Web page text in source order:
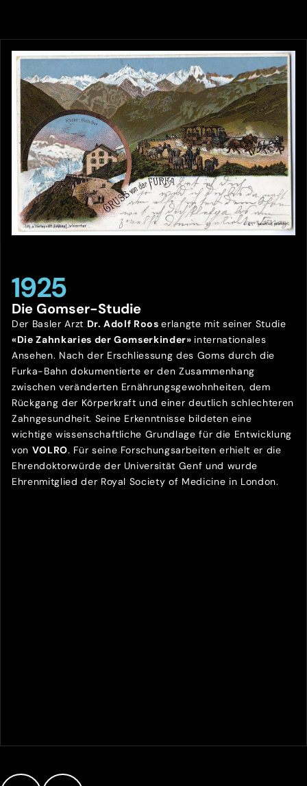
1925
Die Gomser-Studie
Der Basler Arzt Dr. Adolf Rooserlangte mit seiner Studie
«Die Zahnkaries der Gomserkinder» internationales
Ansehen. Nach der Erschliessung des Goms durch die
Furka-Bahn dokumentierte er den Zusammenhang
zwischen veränderten Ernährungsgewohnheiten, dem
Rückgang der Körperkraft und einer deutlich schlechteren
Zahngesundheit. Seine Erkenntnisse bildeten eine
wichtige wissenschaftliche Grundlage für die Entwicklung
von VOLRO. Für seine Forschungsarbeiten erhielt er die
Ehrendoktorwürde der Universität Genf und wurde
Ehrenmitglied der Royal Society of Medicine in London.